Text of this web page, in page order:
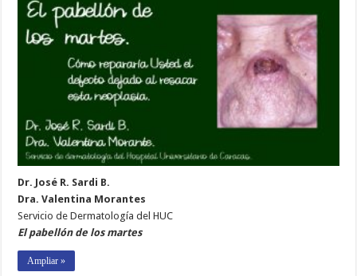
Dr. José R. Sardi B.
Dra. Valentina Morantes
Servicio de Dermatología del HUC
El pabellón de los martes
Ampliar »